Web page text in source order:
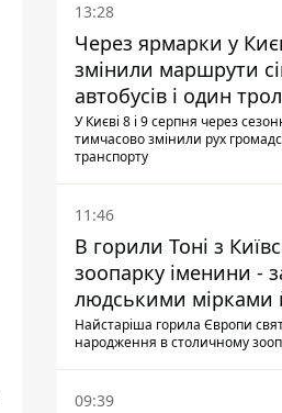
13:28
Через ярмарки у
змінили маршрути
автобусів і один
У Києві 8 і 9 серпня через
тимчасово змінили рух
транспорту
11:46
В горили Тоні з
зоопарку іменини -
людськими мірками
вже понад 90 років
Найстаріша горила Європи
народження в столичному
09:39